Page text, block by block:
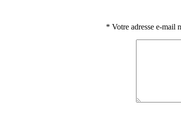
Votre adresse e-mail
*